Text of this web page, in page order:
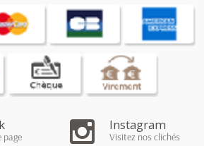
Instagram
Visitez nos clichés